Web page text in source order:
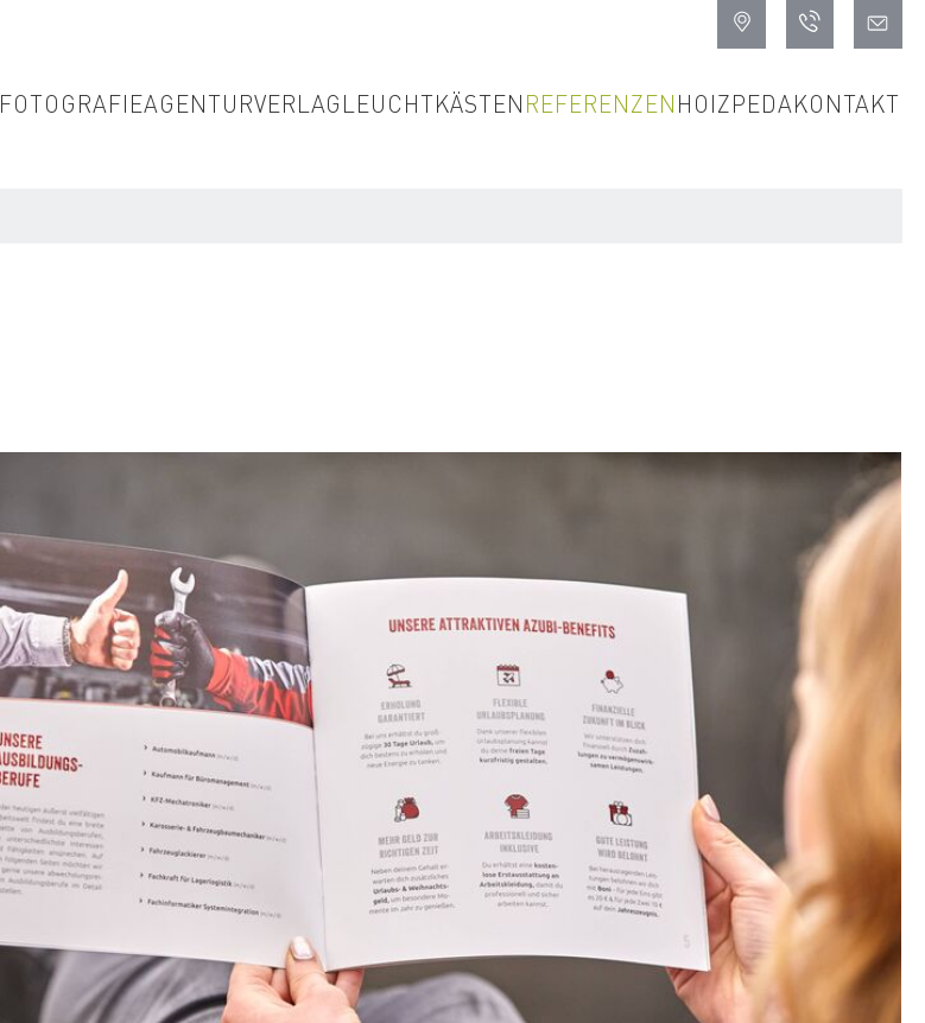
FOTOGRAFIEAGENTURVERLAG LEUCHTKÄSTEN REFERENZEN HOIZPEDAKONTAKT